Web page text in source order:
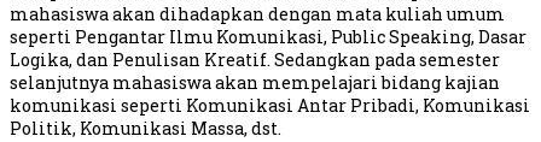
mahasiswa akan dihadapkan dengan mata kuliah umum
seperti Pengantar Ilmu Komunikasi, Public Speaking, Dasar
Logika, dan Penulisan Kreatif. Sedangkan pada semester
selanjutnya mahasiswa akan mempelajari bidang kajian
komunikasi seperti Komunikasi Antar Pribadi, Komunikasi
Politik, Komunikasi Massa, dst.